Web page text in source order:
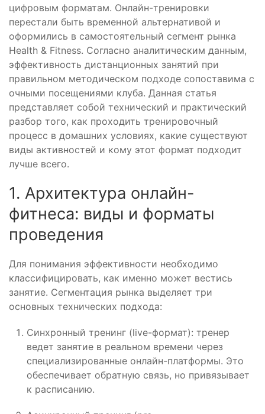
цифровым форматам. Онлайн-тренировки
перестали быть временной альтернативой и
оформились в самостоятельный сегмент рынка
Health & Fitness. Согласно аналитическим данным,
эффективность дистанционных занятий при
правильном методическом подходе сопоставима с
очными посещениями клуба. Данная статья
представляет собой технический и практический
разбор того, как проходить тренировочный
процесс в домашних условиях, какие существуют
виды активностей и кому этот формат подходит
лучше всего.
1. Архитектура онлайн-
фитнеса: виды и форматы
проведения
Для понимания эффективности необходимо
классифицировать, как именно может вестись
занятие. Сегментация рынка выделяет три
основных технических подхода:
Синхронный тренинг (live-формат): тренер
ведет занятие в реальном времени через
специализированные онлайн-платформы. Это
обеспечивает обратную связь, но привязывает
к расписанию.